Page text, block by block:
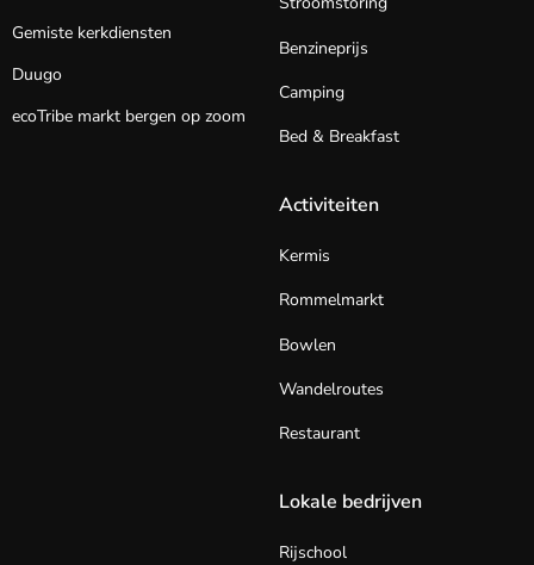
Gemiste kerkdiensten
Duugo
ecoTribe markt bergen op zoom
Benzineprijs
Camping
Bed & Breakfast
Activiteiten
Kermis
Rommelmarkt
Bowlen
Wandelroutes
Restaurant
Lokale bedrijven
Rijschool